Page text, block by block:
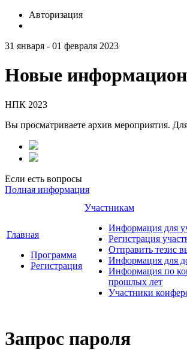
Авторизация
31 января - 01 февраля 2023
Новые
НПК 2023
Вы просматриваете архив мероприятия.
Если есть вопросы
Полная информация
Главная
Программа
Регистрация
Участникам
Информация для
Регистрация
Отправить тезис
Информация для
Информация по
прошлых лет
Участники
Запрос пароля